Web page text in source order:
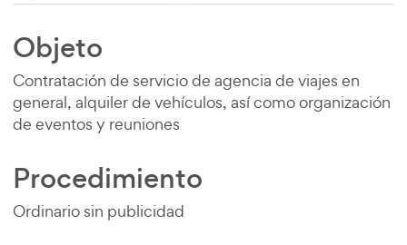
Contenido de la licitación
Objeto
Contratación de servicio de agencia de viajes en
general, alquiler de vehículos, así como organización
de eventos y reuniones
Procedimiento
Ordinario sin publicidad